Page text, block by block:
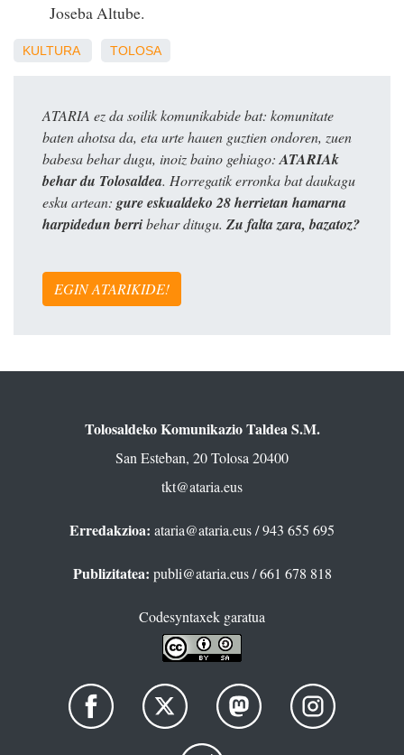
Joseba Altube.
KULTURA TOLOSA
ATARIA ez da soilik komunikabide bat: komunitate
baten ahotsa da, eta urte hauen guztien ondoren, zuen
babesa behar dugu, inoiz baino gehiago: ATARIAk
behar du Tolosaldea. Horregatik erronka bat daukagu
esku artean: gure eskualdeko 28 herrietan hamarna
harpidedun berribehar ditugu. Zu falta zara, bazatoz?
EGIN ATARIKIDE!
Tolosaldeko Komunikazio Taldea S.M.
San Esteban, 20 Tolosa 20400
tkt@ataria.eus
Erredakzioa: ataria@ataria.eus/ 943 655 695
Publizitatea: publi@ataria.eus/ 661 678 818
Codesyntaxek garatua